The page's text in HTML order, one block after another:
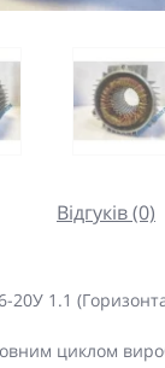
Відгуків (0)
20У 1.1
циклом